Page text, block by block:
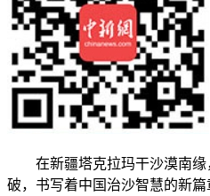
在新疆塔克拉玛干沙漠南缘，
破，书写着中国治沙智慧的新篇